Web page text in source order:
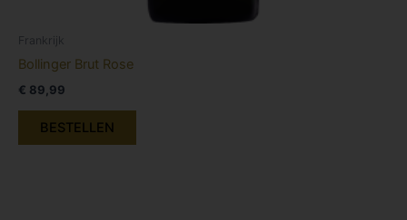
Frankrijk
Bollinger Brut Rose
€ 89,99
BESTELLEN